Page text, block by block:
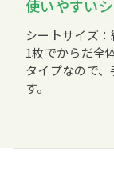
使いやすい
シートサイズ
1枚でからだ全
タイプなので
す。